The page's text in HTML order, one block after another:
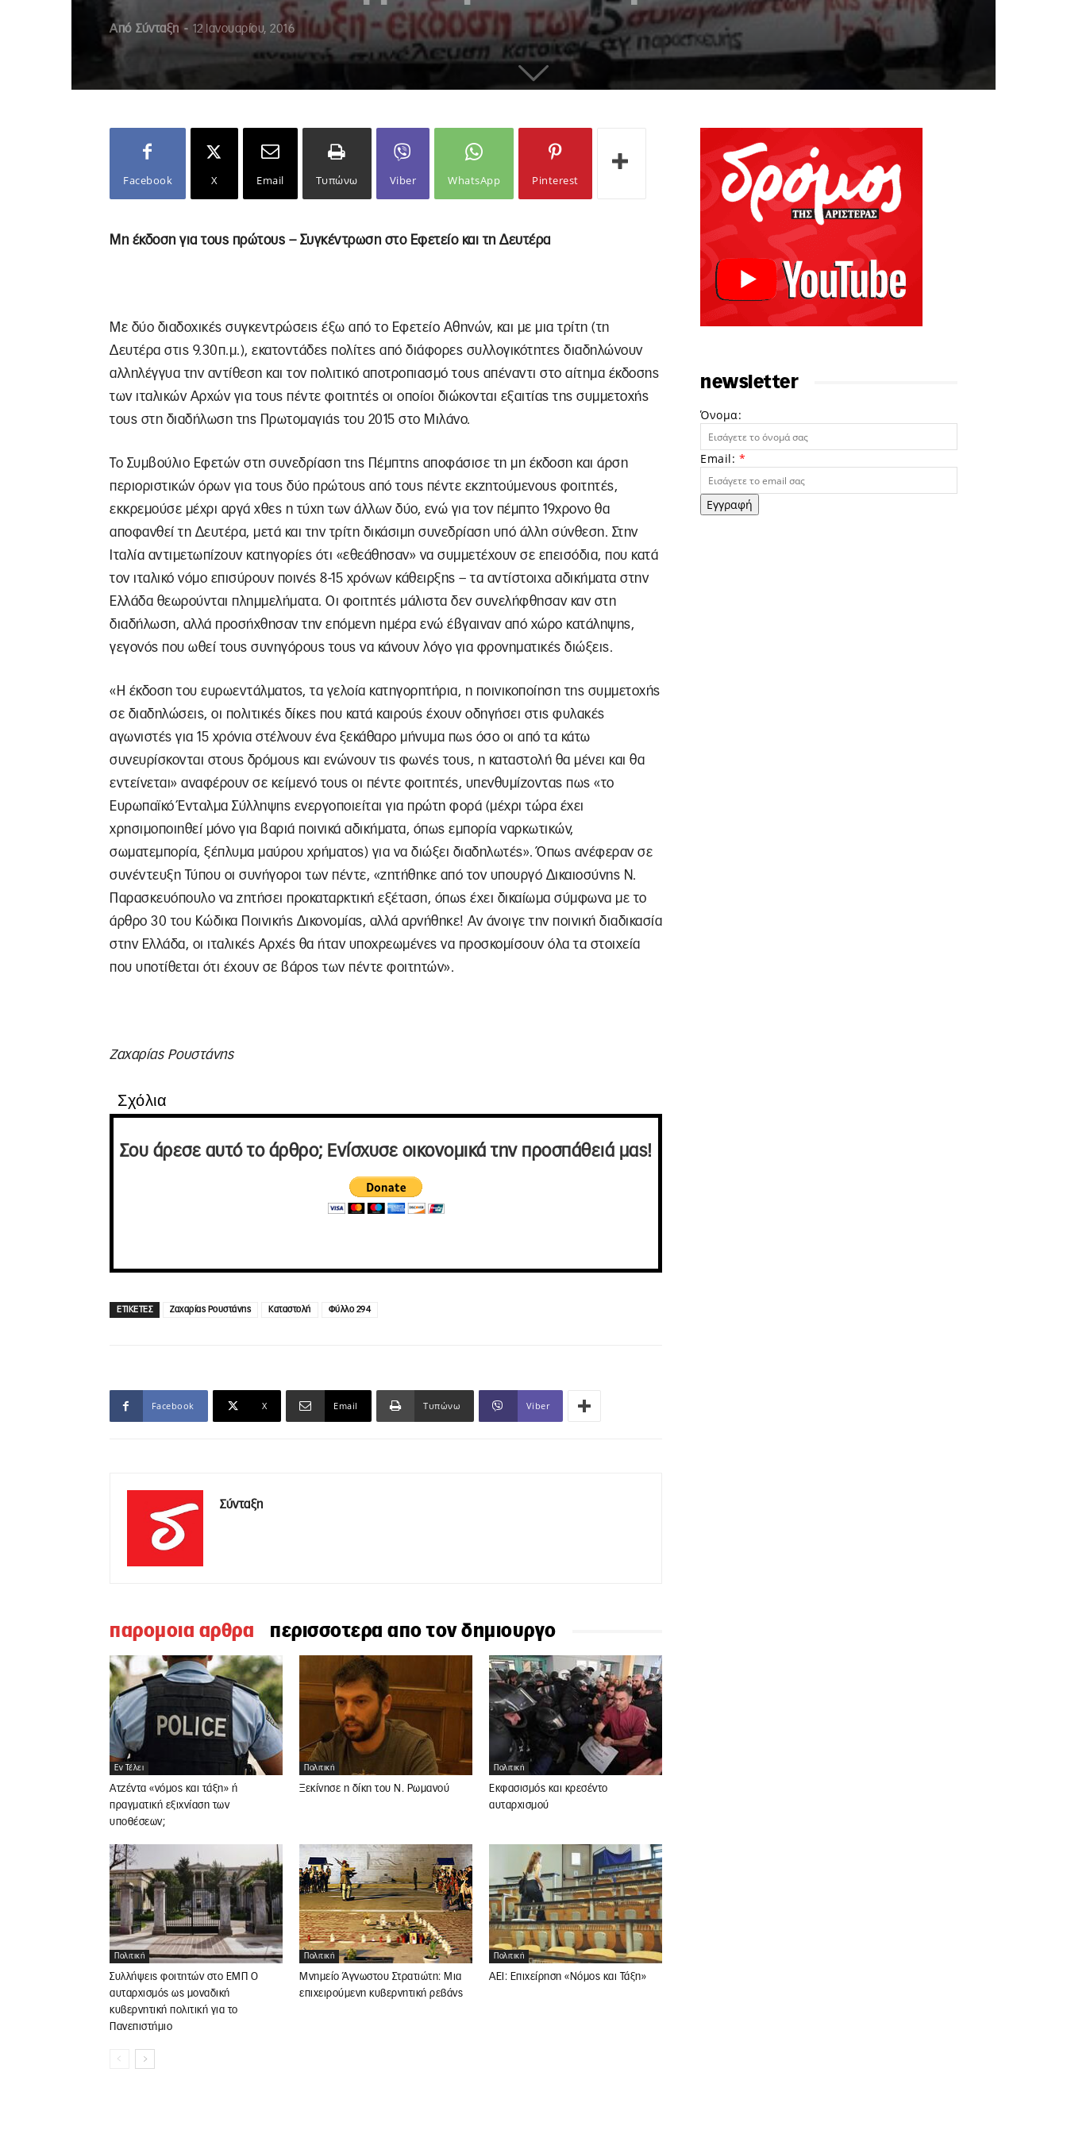
Από Σύνταξη - 12 Ιανουαρίου, 2016
Facebook X Email Τυπώνω Viber WhatsApp Pinterest
Μη έκδοση για τους πρώτους – Συγκέντρωση στο Εφετείο και τη Δευτέρα
Με δύο διαδοχικές συγκεντρώσεις έξω από το Εφετείο Αθηνών, και με μια τρίτη (τη
Δευτέρα στις 9.30π.μ.), εκατοντάδες πολίτες από διάφορες συλλογικότητες διαδηλώνουν
αλληλέγγυα την αντίθεση και τον πολιτικό αποτροπιασμό τους απέναντι στο αίτημα έκδοσης
των ιταλικών Αρχών για τους πέντε φοιτητές οι οποίοι διώκονται εξαιτίας της συμμετοχής
τους στη διαδήλωση της Πρωτομαγιάς του 2015 στο Μιλάνο.
Το Συμβούλιο Εφετών στη συνεδρίαση της Πέμπτης αποφάσισε τη μη έκδοση και άρση
περιοριστικών όρων για τους δύο πρώτους από τους πέντε εκζητούμενους φοιτητές,
εκκρεμούσε μέχρι αργά χθες η τύχη των άλλων δύο, ενώ για τον πέμπτο 19χρονο θα
αποφανθεί τη Δευτέρα, μετά και την τρίτη δικάσιμη συνεδρίαση υπό άλλη σύνθεση. Στην
Ιταλία αντιμετωπίζουν κατηγορίες ότι «εθεάθησαν» να συμμετέχουν σε επεισόδια, που κατά
τον ιταλικό νόμο επισύρουν ποινές 8-15 χρόνων κάθειρξης – τα αντίστοιχα αδικήματα στην
Ελλάδα θεωρούνται πλημμελήματα. Οι φοιτητές μάλιστα δεν συνελήφθησαν καν στη
διαδήλωση, αλλά προσήχθησαν την επόμενη ημέρα ενώ έβγαιναν από χώρο κατάληψης,
γεγονός που ωθεί τους συνηγόρους τους να κάνουν λόγο για φρονηματικές διώξεις.
«Η έκδοση του ευρωεντάλματος, τα γελοία κατηγορητήρια, η ποινικοποίηση της συμμετοχής
σε διαδηλώσεις, οι πολιτικές δίκες που κατά καιρούς έχουν οδηγήσει στις φυλακές
αγωνιστές για 15 χρόνια στέλνουν ένα ξεκάθαρο μήνυμα πως όσο οι από τα κάτω
συνευρίσκονται στους δρόμους και ενώνουν τις φωνές τους, η καταστολή θα μένει και θα
εντείνεται» αναφέρουν σε κείμενό τους οι πέντε φοιτητές, υπενθυμίζοντας πως «το
Ευρωπαϊκό Ένταλμα Σύλληψης ενεργοποιείται για πρώτη φορά (μέχρι τώρα έχει
χρησιμοποιηθεί μόνο για βαριά ποινικά αδικήματα, όπως εμπορία ναρκωτικών,
σωματεμπορία, ξέπλυμα μαύρου χρήματος) για να διώξει διαδηλωτές». Όπως ανέφεραν σε
συνέντευξη Τύπου οι συνήγοροι των πέντε, «ζητήθηκε από τον υπουργό Δικαιοσύνης Ν.
Παρασκευόπουλο να ζητήσει προκαταρκτική εξέταση, όπως έχει δικαίωμα σύμφωνα με το
άρθρο 30 του Κώδικα Ποινικής Δικονομίας, αλλά αρνήθηκε! Αν άνοιγε την ποινική διαδικασία
στην Ελλάδα, οι ιταλικές Αρχές θα ήταν υποχρεωμένες να προσκομίσουν όλα τα στοιχεία
που υποτίθεται ότι έχουν σε βάρος των πέντε φοιτητών».
Ζαχαρίας Ρουστάνης
Σχόλια
Σου άρεσε αυτό το άρθρο; Ενίσχυσε οικονομικά την προσπάθειά μας!
ΕΤΙΚΕΤΕΣ Ζαχαρίας Ρουστάνης Καταστολή Φύλλο 294
Facebook X Email Τυπώνω Viber
Σύνταξη
παρομοια αρθρα περισσοτερα απο τον δημιουργο
Εν Τέλει
Ατζέντα «νόμος και τάξη» ή
πραγματική εξιχνίαση των
υποθέσεων;
Πολιτική
Ξεκίνησε η δίκη του Ν. Ρωμανού
Πολιτική
Εκφασισμός και κρεσέντο
αυταρχισμού
Πολιτική
Συλλήψεις φοιτητών στο ΕΜΠ Ο
αυταρχισμός ως μοναδική
κυβερνητική πολιτική για το
Πανεπιστήμιο
Πολιτική
Μνημείο Άγνωστου Στρατιώτη: Μια
επιχειρούμενη κυβερνητική ρεβάνς
Πολιτική
ΑΕΙ: Επιχείρηση «Νόμος και Τάξη»
newsletter
Όνομα:
Email: *
Εγγραφή